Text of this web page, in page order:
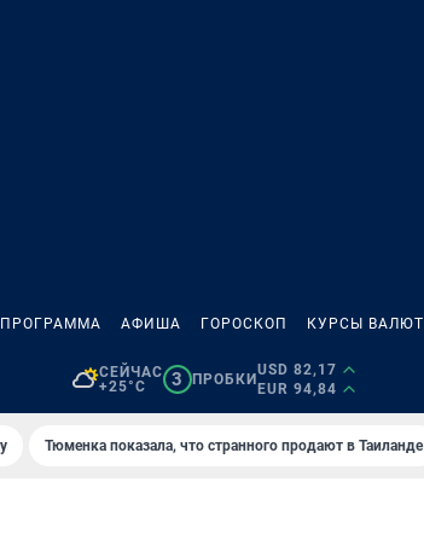
АФИША ГОРОСКОП КУРСЫ ВАЛЮТ
СЕЙЧАС
+25°C
3 ПРОБКИ
USD 82,17
EUR 94,84
Тюменка показала, что странного продают в Таиланде